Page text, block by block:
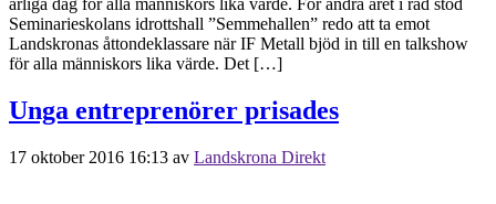
årliga dag för alla människors lika värde. För andra året i rad stod
Seminarieskolans idrottshall ”Semmehallen” redo att ta emot
Landskronas åttondeklassare när IF Metall bjöd in till en talkshow
för alla människors lika värde. Det […]
Unga entreprenörer prisades
17 oktober 2016 16:13 av Landskrona Direkt